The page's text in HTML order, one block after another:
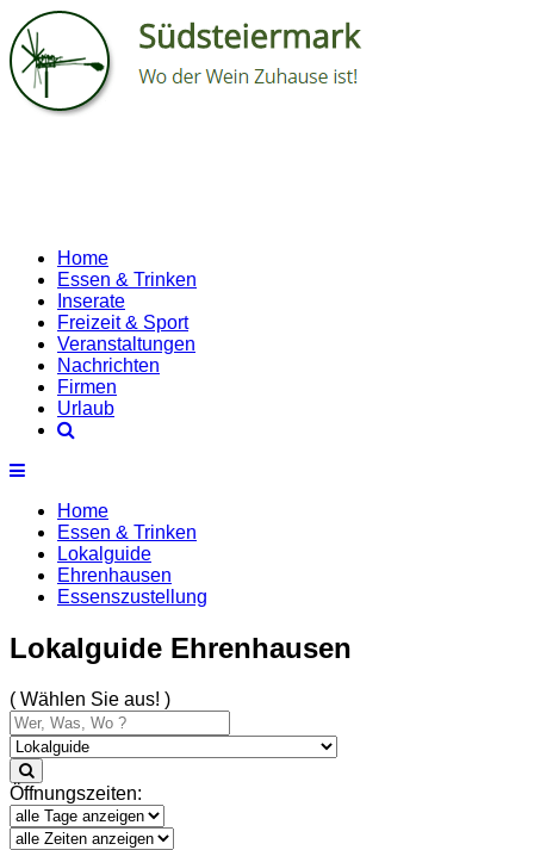
Home
Essen & Trinken
Inserate
Freizeit & Sport
Veranstaltungen
Nachrichten
Firmen
Urlaub
Home
Essen & Trinken
Lokalguide
Ehrenhausen
Essenszustellung
Lokalguide Ehrenhausen
( Wählen Sie aus! )
Öffnungszeiten: